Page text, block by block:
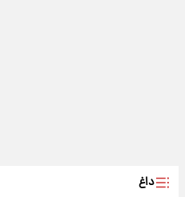
داغ